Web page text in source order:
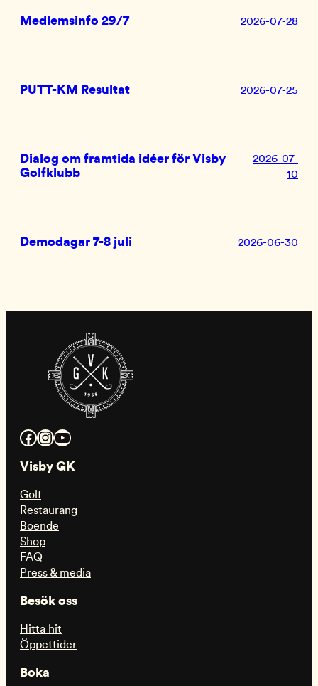
Medlemsinfo 29/7 2026-07-28
PUTT-KM Resultat 2026-07-25
Dialog om framtida idéer för Visby
Golfklubb
2026-07-
10
Demodagar 7-8 juli 2026-06-30
Facebook InstagramYouTube
Visby GK
Golf
Restaurang
Boende
Shop
FAQ
Press & media
Besök oss
Hitta hit
Öppettider
Boka